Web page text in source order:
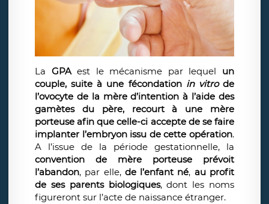
La GPAest le mécanisme par lequel un
couple, suite à une fécondation in vitrode
l’ovocyte de la mère d’intention à l’aide des
gamètes du père, recourt à une mère
porteuse afin que celle-ci accepte de se faire
implanter l’embryon issu de cette opération.
A l’issue de la période gestationnelle, la
convention de mère porteuse prévoit
l’abandon, par elle, de l’enfant né, au profit
de ses parents biologiques, dont les noms
figureront sur l’acte de naissance étranger.